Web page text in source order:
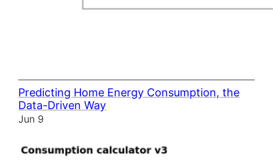
Predicting Home Energy Consumption, the
Data-Driven Way
Jun 9